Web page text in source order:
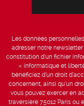
Les données
adresser notre
constitution d’un fichier
« informatique et
bénéficiez d’un droit
concernent, ainsi qu’un
vous pouvez exercer en
traversière 75012 Paris ou